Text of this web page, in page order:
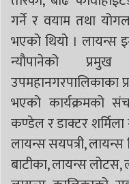
गर्ने र वयाम तथा
भएको थियो । लायन्स
न्यौपानेको
उपमहानगरपालिकाका
भएको कार्यक्रमको
कण्डेल र डाक्टर
लायन्स सयपत्री,
बाटीका, लायन्स लोटस,